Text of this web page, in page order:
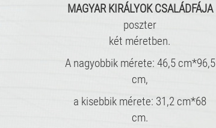
MAGYAR KIRÁLYOK CSALÁDFÁJA
poszter
két méretben.
A nagyobbik mérete: 46,5 cm*96,5
cm,
a kisebbik mérete: 31,2 cm*68
cm.